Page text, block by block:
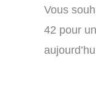
Vous
42 pour